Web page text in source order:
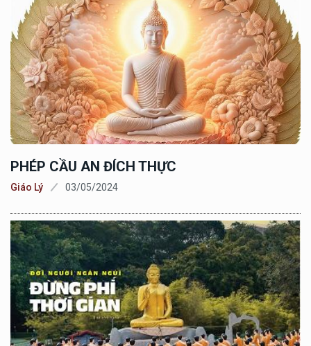
PHÉP CẦU AN ĐÍCH THỰC
Giáo Lý 03/05/2024